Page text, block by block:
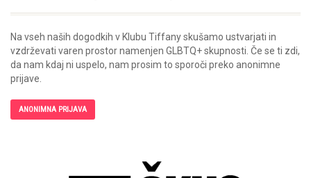
Na vseh naših dogodkih v Klubu Tiffany skušamo ustvarjati in
vzdrževati varen prostor namenjen GLBTQ+ skupnosti. Če se ti zdi,
da nam kdaj ni uspelo, nam prosim to sporoči preko anonimne
prijave.
ANONIMNA PRIJAVA